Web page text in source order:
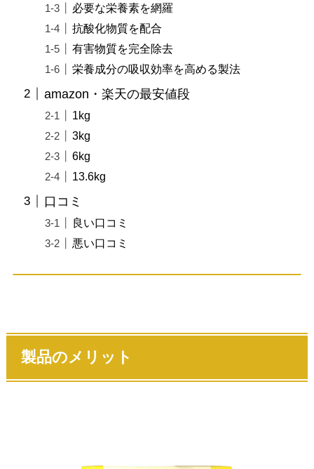
必要な栄養素を網羅
抗酸化物質を配合
有害物質を完全除去
栄養成分の吸収効率を高める製法
amazon・楽天の最安値段
1kg
3kg
6kg
13.6kg
口コミ
良い口コミ
悪い口コミ
製品のメリット